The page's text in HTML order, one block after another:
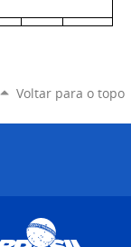
Voltar para o topo